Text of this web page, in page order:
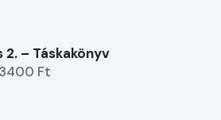
2. – Táskakönyv
3400 Ft